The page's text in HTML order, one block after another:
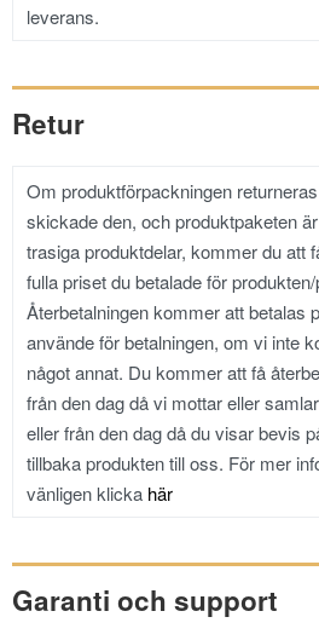
leverans.
Retur
Om produktförpackningen
skickade den, och produktpaketen
trasiga produktdelar, kommer du att
fulla priset du betalade för
Återbetalningen kommer att betalas
använde för betalningen, om vi inte
något annat. Du kommer att få
från den dag då vi mottar eller
eller från den dag då du visar bevis
tillbaka produkten till oss. För mer
vänligen klicka här
Garanti och support